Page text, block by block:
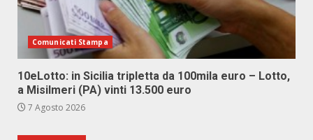
Comunicati Stampa
10eLotto: in Sicilia tripletta da 100mila euro – Lotto,
a Misilmeri (PA) vinti 13.500 euro
7 Agosto 2026